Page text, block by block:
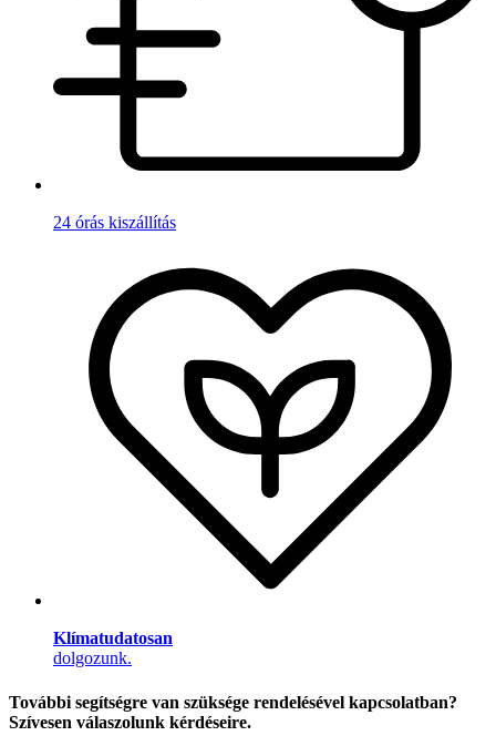
24 órás kiszállítás
Klímatudatosan
dolgozunk.
További segítségre van szüksége rendelésével kapcsolatban?
Szívesen válaszolunk kérdéseire.